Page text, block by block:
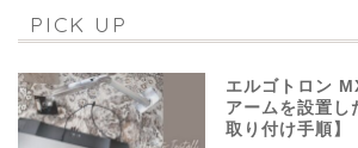
PICK UP
エルゴトロン
アームを設置し
取り付け手順】